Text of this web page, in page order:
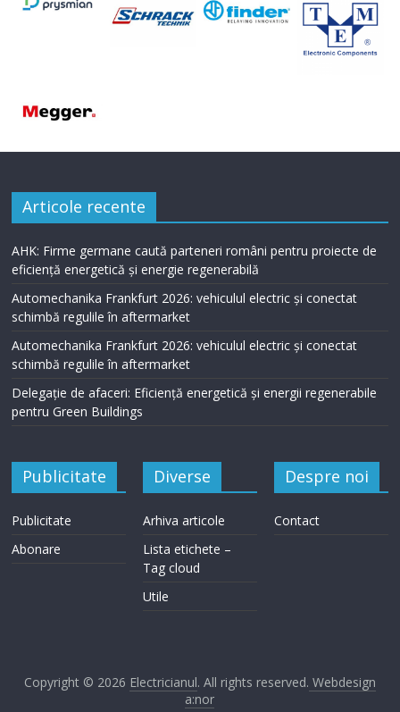
Articole recente
AHK: Firme germane caută parteneri români pentru proiecte de
eficiență energetică și energie regenerabilă
Automechanika Frankfurt 2026: vehiculul electric și conectat
schimbă regulile în aftermarket
Automechanika Frankfurt 2026: vehiculul electric și conectat
schimbă regulile în aftermarket
Delegație de afaceri: Eficiență energetică și energii regenerabile
pentru Green Buildings
Publicitate
Publicitate
Abonare
Diverse
Arhiva articole
Lista etichete –
Tag cloud
Utile
Despre noi
Contact
Copyright © 2026 Electricianul. All rights reserved. Webdesign
a:nor